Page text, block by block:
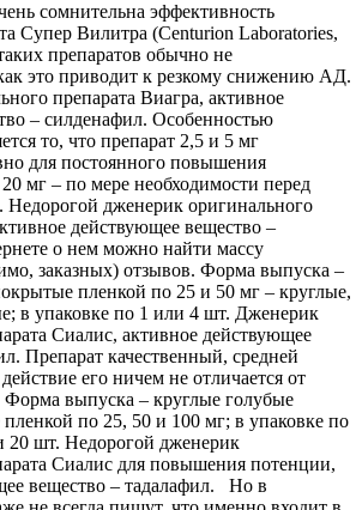
сомнительна эффективность
Супер Вилитра (Centurion Laboratories,
препаратов обычно не
это приводит к резкому снижению АД.
препарата Виагра, активное
– силденафил. Особенностью
то, что препарат 2,5 и 5 мг
для постоянного повышения
мг – по мере необходимости перед
дженерик оригинального
действующее вещество –
о нем можно найти массу
заказных) отзывов. Форма выпуска –
пленкой по 25 и 50 мг – круглые,
в упаковке по 1 или 4 шт. Дженерик
Сиалис, активное действующее
Препарат качественный, средней
его ничем не отличается от
Форма выпуска – круглые голубые
по 25, 50 и 100 мг; в упаковке по
20 шт. Недорогой дженерик
Сиалис для повышения потенции,
вещество – тадалафил. Но в